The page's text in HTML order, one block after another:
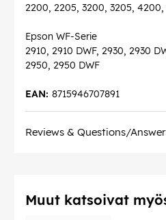
2200, 2205, 3200, 3205,
Epson WF-Serie
2910, 2910 DWF, 2930, 2930
2950, 2950 DWF
8715946707891
EAN:
Reviews & Questions/
Muut katsoivat